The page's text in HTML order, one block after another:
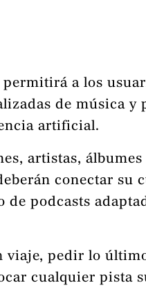
a los
de música y
artificial.
artistas,
conectar su
podcasts
viaje, pedir lo
cualquier pista